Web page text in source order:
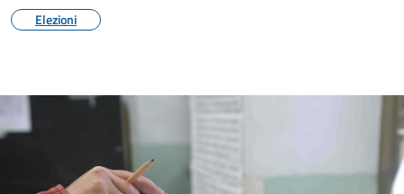
Elezioni